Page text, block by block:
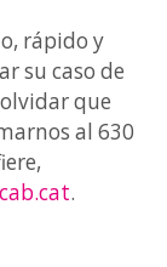
rápido y
su caso de
que
al 630
.